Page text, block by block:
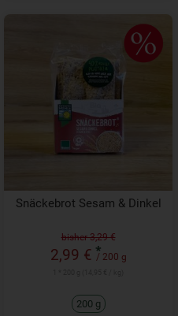
Snäckebrot Sesam & Dinkel
bisher 3,29 €
2,99 € *
/ 200 g
200 g